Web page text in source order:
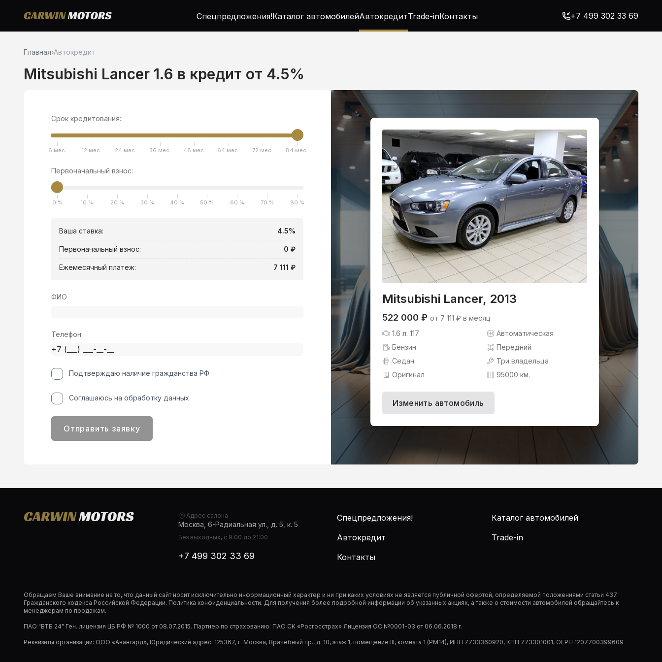
Спецпредложения!Каталог автомобилейАвтокредитTrade-inКонтакты +7 499 302 33 69
Главная›Автокредит
Mitsubishi Lancer 1.6 в кредит от 4.5%
Mitsubishi Lancer, 2013
522 000 ₽ от 7 111 ₽ в месяц
1.6 л. 117
Автоматическая
Бензин
Передний
Седан
Три владельца
Оригинал
95000 км.
Изменить автомобиль
Срок кредитования:
6 мес. 12 мес. 24 мес. 36 мес. 48 мес. 64 мес. 72 мес. 84 мес.
Первоначальный взнос:
0 % 10 % 20 % 30 % 40 % 50 % 60 % 70 % 80 %
Ваша ставка: 4.5%
Первоначальный взнос: 0 ₽
Ежемесячный платеж: 7 111 ₽
ФИО
Телефон
Подтверждаю наличие гражданства РФ
Соглашаюсь на обработку данных
Отправить заявку
Адрес салона
Москва, 6-Радиальная ул., д. 5, к. 5
Без выходных, с 9:00 до 21:00
+7 499 302 33 69
Спецпредложения!
Каталог автомобилей
Автокредит
Trade-in
Контакты
Обращаем Ваше внимание на то, что данный сайт носит исключительно информационный характер и ни при каких условиях не является публичной офертой, определяемой положениями статьи 437
Гражданского кодекса Российской Федерации. Политика конфиденциальности. Для получения более подробной информации об указанных акциях, а также о стоимости автомобилей обращайтесь к
менеджерам по продажам.
ПАО "ВТБ 24" Ген. лицензия ЦБ РФ № 1000 от 08.07.2015. Партнер по страхованию: ПАО СК «Росгосстрах» Лицензия ОС №0001-03 от 06.06.2018 г.
Реквизиты организации: ООО «Авангард», Юридический адрес: 125367, г. Москва, Врачебный пр., д. 10, этаж 1, помещение III, комната 1 (РМ14), ИНН 7733360920, КПП 773301001, ОГРН 1207700399609